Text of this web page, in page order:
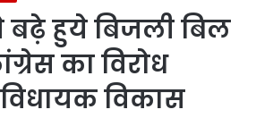
बढ़े हुये बिजली बिल
का विरोध
विधायक विकास